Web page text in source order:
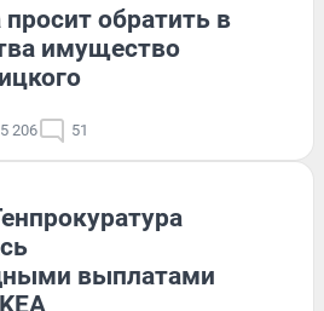
обратить в
имущество
206 51
выплатами